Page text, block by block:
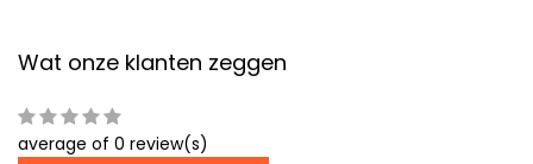
Wat onze klanten zeggen
average of 0 review(s)